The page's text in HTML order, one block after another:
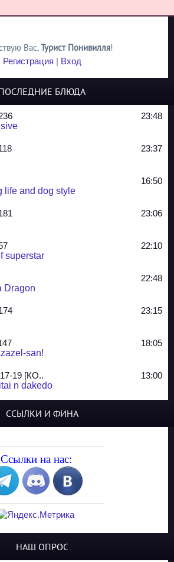
Вас,Турист Понивилля!
Регистрация | Вход
БЛЮДА
23:48
23:37
16:50
life and dog style
23:06
22:10
superstar
22:48
Dragon
23:15
18:05
san!
19 [КО..
13:00
n dakedo
Ghosts
Cooking
ССЫЛКИ И ФИНА
Ссылки на нас:
НАШ ОПРОС